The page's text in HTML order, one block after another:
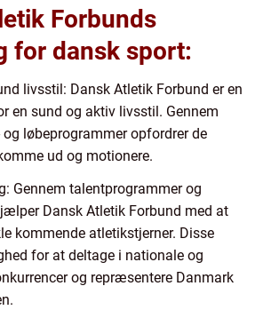
Forbunds
for dansk sport:
livsstil: Dansk Atletik Forbund er en
en sund og aktiv livsstil. Gennem
løbeprogrammer opfordrer de
ud og motionere.
Gennem talentprogrammer og
Dansk Atletik Forbund med at
kommende atletikstjerner. Disse
for at deltage i nationale og
og repræsentere Danmark